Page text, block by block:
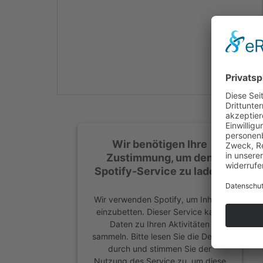
Wir benötigen Ihre
Zustimmung, um den
Spotify-Service zu laden!
Wir verwenden Spotify, um Inhalte
einzubetten. Dieser Service kann
Daten zu Ihren Aktivitäten
sammeln. Bitte lesen Sie die Details
durch und stimmen Sie der
Nutzung des Service zu, um diese